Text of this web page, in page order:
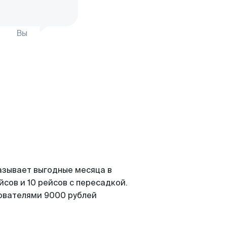
Вы
выгодные месяца в
и 10 рейсов с пересадкой.
9000 рублей